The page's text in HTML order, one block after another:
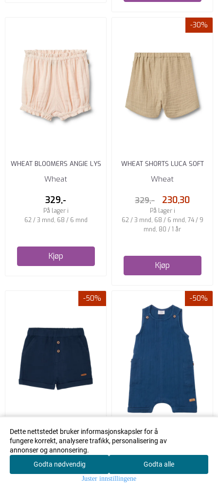
Søk
WHEAT BLOOMERS ANGIE LYS
ROSA
Wheat
329,-
På lager i
62 / 3 mnd, 68 / 6 mnd
Kjøp
-30%
WHEAT SHORTS LUCA SOFT
SAND
Wheat
329,- 230,30
På lager i
62 / 3 mnd, 68 / 6 mnd, 74 / 9
mnd, 80 / 1 år
Kjøp
-50%
HUST AND CLAIRE HERLUF
SHORTS BLUE MOON
Hust and Claire
279,- 139,50
-50%
HUST AND CLAIRE MIK
Hust and Claire
399,- 199,50
Dette nettstedet bruker informasjonskapsler for å
fungere korrekt, analysere trafikk, personalisering av
annonser og annonsering.
Godta nødvendig
Godta alle
Juster innstillingene